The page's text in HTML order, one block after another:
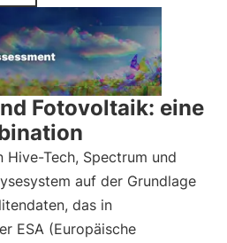
Fotovoltaik: eine
Hive-Tech, Spectrum und
auf der Grundlage
das in
ESA (Europäische